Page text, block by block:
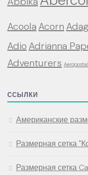
Acoola Acorn
Adio Adrianna
Adventurers Aeropostal
ССЫЛКИ
Американские
Размерная сетка
Размерная сетка